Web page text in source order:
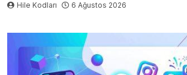
Hile Kodları 6 Ağustos 2026